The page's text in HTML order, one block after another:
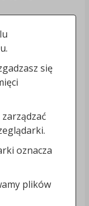
się
oznacza
plików